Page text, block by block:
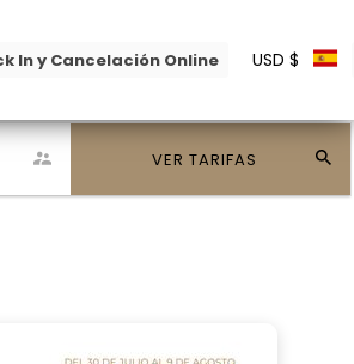
In y Cancelación Online USD $
VER TARIFAS